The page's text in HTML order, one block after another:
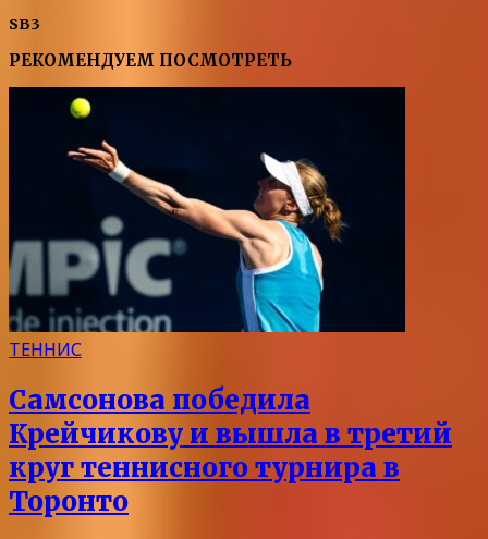
SB3
РЕКОМЕНДУЕМ ПОСМОТРЕТЬ
ТЕННИС
Самсонова победила
Крейчикову и вышла в третий
круг теннисного турнира в
Торонто